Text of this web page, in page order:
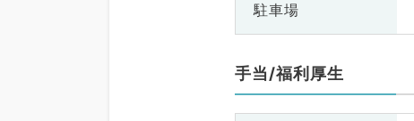
駐車場
手当/福利厚生